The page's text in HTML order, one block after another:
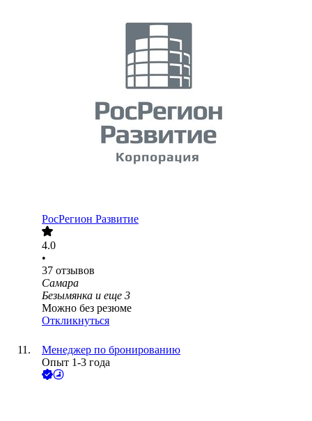
РосРегион Развитие
4.0
•
37 отзывов
Самара
Безымянка и еще 3
Можно без резюме
Откликнуться
Менеджер по бронированию
Опыт 1-3 года